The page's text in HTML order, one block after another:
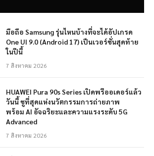
มือถือ Samsung รุ่นไหนบ้างที่จะได้อัปเกรด
One UI 9.0 (Android 17) เป็นเวอร์ชั่นสุดท้าย
ในปีนี้
7 สิงหาคม 2026
HUAWEI Pura 90s Series เปิดพรีออเดอร์แล้ว
วันนี้ ชูที่สุดแห่งนวัตกรรมการถ่ายภาพ
พร้อม AI อัจฉริยะและความแรงระดับ 5G
Advanced
7 สิงหาคม 2026